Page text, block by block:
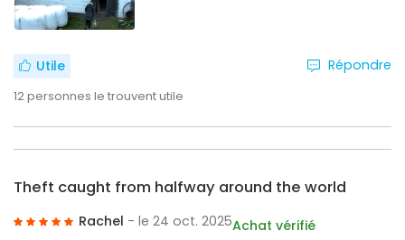
Utile
12personnes le trouvent utile
Répondre
Theft caught from halfway around the world
Rachel - le 24 oct. 2025Achat vérifié